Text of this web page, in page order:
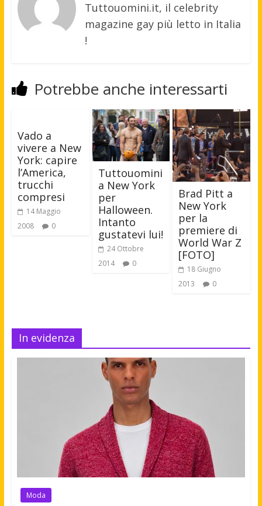
Tuttouomini.it, il celebrity
magazine gay più letto in Italia
!
Potrebbe anche interessarti
Vado a
vivere a New
York: capire
l’America,
trucchi
compresi
14 Maggio
2008
0
Tuttouomini
a New York
per
Halloween.
Intanto
gustatevi lui!
24 Ottobre
2014
0
Brad Pitt a
New York
per la
premiere di
World War Z
[FOTO]
18 Giugno
2013
0
In evidenza
Moda